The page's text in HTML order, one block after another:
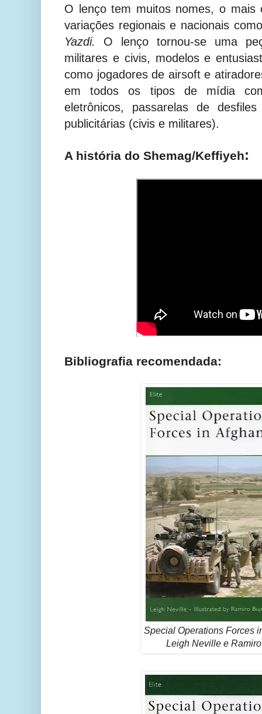
O lenço tem muitos nomes, o
variações regionais e nacionais
Yazdi.
O lenço tornou-se uma
militares e civis, modelos e
como jogadores de airsoft e
em todos os tipos de mídia
eletrônicos, passarelas de
publicitárias (civis e militares).
A história do Shemag/Keffiyeh:
Bibliografia recomendada:
Special Operations Forces
Leigh Neville e